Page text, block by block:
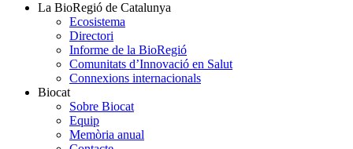
La BioRegió de Catalunya
Ecosistema
Directori
Informe de la BioRegió
Comunitats d’Innovació en Salut
Connexions internacionals
Biocat
Sobre Biocat
Equip
Memòria anual